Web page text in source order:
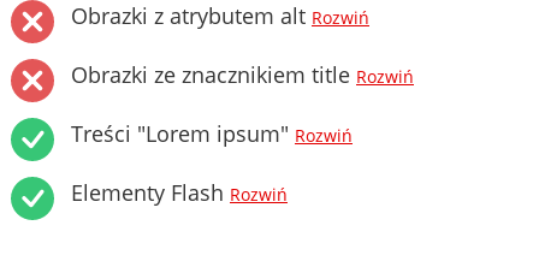
Obrazki z atrybutem alt Rozwiń
Obrazki ze znacznikiem title Rozwiń
Treści "Lorem ipsum" Rozwiń
Elementy Flash Rozwiń